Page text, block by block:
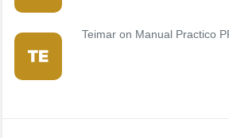
Teimar on Manual Practico